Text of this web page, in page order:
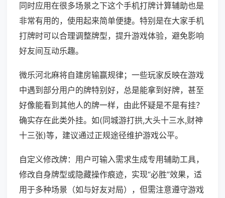
同时应用在很多场景之下这个手机打牌计算辅助也是
非常有用的，使用起来简单便捷。特别是在大家手机
打牌时可以合理调整牌型，提升游戏体验，避免影响
好友间互动乐趣。
微乐河北麻将自建房输赢规律；一些玩家反映在游戏
中遇到部分用户的牌特别好，总是能拿到好牌，甚至
好像能看到其他人的牌一样，由此怀疑是不是有挂？
确实存在此类外挂。如(同城游打拱,大头十三水,财神
十三张)等，建议通过正规途径维护游戏公平。
自定义修改牌：用户可输入需求生成专用辅助工具，
修改自身牌型或隐藏操作痕迹，实现“必胜”效果，适
用于多种场景（如与好友对局），但需注意遵守游戏